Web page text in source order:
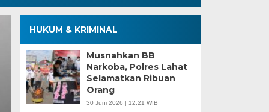
HUKUM & KRIMINAL
Musnahkan BB
Narkoba, Polres Lahat
Selamatkan Ribuan
Orang
30 Juni 2026 | 12:21 WIB